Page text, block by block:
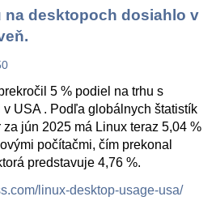
na desktopoch dosiahlo v
5 % podiel na trhu s
USA . Podľa globálnych štatistík
jún 2025 má Linux teraz 5,04 %
počítačmi, čím prekonal
predstavuje 4,76 %.
linux-desktop-usage-usa/